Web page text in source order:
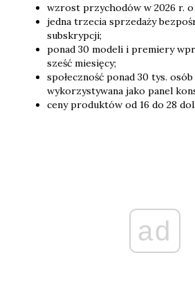
wzrost przychodów w 2026 r.
jedna trzecia sprzedaży
subskrypcji;
ponad 30 modeli i premiery
sześć miesięcy;
społeczność ponad 30 tys.
wykorzystywana jako panel
ceny produktów od 16 do 28
ad